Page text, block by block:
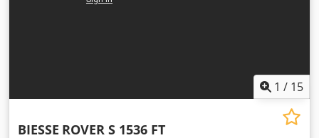
1 / 15
BIESSE ROVER S 1536 FT